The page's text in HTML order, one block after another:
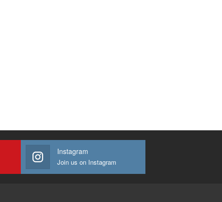
Instagram
Join us on Instagram